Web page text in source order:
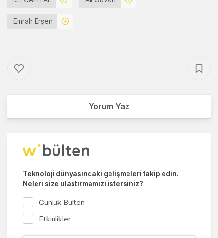
Emrah Erşen
Yorum Yaz
Teknoloji dünyasındaki gelişmeleri takip edin.
Neleri size ulaştırmamızı istersiniz?
Günlük Bülten
Etkinlikler